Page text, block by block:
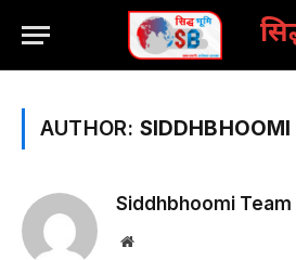
AUTHOR:
Siddhbhoomi Team
Website